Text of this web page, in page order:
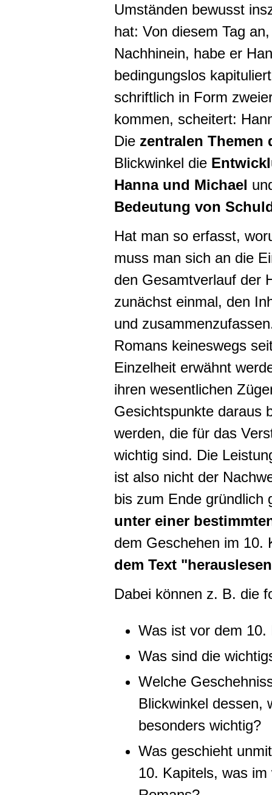
Umständen bewusst
hat: Von diesem Tag
Nachhinein, habe er
bedingungslos
schriftlich in Form
kommen, scheitert:
Die zentralen Themen
Blickwinkel die
Hanna und Michael
Bedeutung von
Hat man so erfasst,
muss man sich an die
den Gesamtverlauf der
zunächst einmal, den
und
Romans keineswegs
Einzelheit erwähnt
ihren wesentlichen
Gesichtspunkte daraus
werden, die für das
wichtig sind. Die
ist also nicht der
bis zum Ende gründlich
unter einer
dem Geschehen im 10.
dem Text
Dabei können z. B. die
Was ist vor dem 10.
Was sind die
Welche
Blickwinkel dessen,
besonders wichtig?
Was geschieht
10. Kapitels, was